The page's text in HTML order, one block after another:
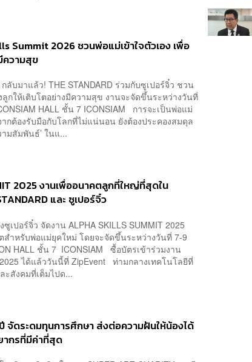
Summit 2026 ชวนพ่อแม่เข้าใจตัวเอง เพื่อ
ความสุข
ลับมาแล้ว! THE STANDARD ร่วมกับซูเปอร์จิ๋ว ชวน
ลูกให้เติบโตอย่างมีความสุข งานจะจัดขึ้นระหว่างวันที่
HALL ชั้น 7 ICONSIAM การจะเป็นพ่อแม่
ากต้องรับมือกับโลกที่ไม่แน่นอน ยังต้องประคองสมดุล
ามสัมพันธ์’ ในแ...
2025 งานเพื่ออนาคตลูกที่ใหญ่ที่สุดใน
และ ซูเปอร์จิ๋ว
ซูเปอร์จิ๋ว จัดงาน ALPHA SKILLS SUMMIT 2025
สำหรับพ่อแม่ยุคใหม่ โดยจะจัดขึ้นระหว่างวันที่ 7-9
HALL ชั้น 7 ICONSIAM ซื้อบัตรเข้าร่วมงาน
2025 ได้แล้ววันนี้ที่ ZipEvent ท่ามกลางเทคโนโลยีที่
ะสังคมที่เต็มไปด...
ปี จัดระดมทุนการศึกษา ส่งต่อความฝันให้น้องได้
ากรที่มีค่าที่สุด